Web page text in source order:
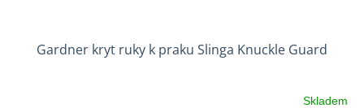
Gardner kryt ruky k praku Slinga Knuckle Guard
Skladem